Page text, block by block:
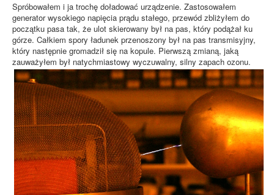
Spróbowałem i ja trochę doładować urządzenie. Zastosowałem
generator wysokiego napięcia prądu stałego, przewód zbliżyłem do
początku pasa tak, że ulot skierowany był na pas, który podążał ku
górze. Całkiem spory ładunek przenoszony był na pas transmisyjny,
który następnie gromadził się na kopule. Pierwszą zmianą, jaką
zauważyłem był natychmiastowy wyczuwalny, silny zapach ozonu.